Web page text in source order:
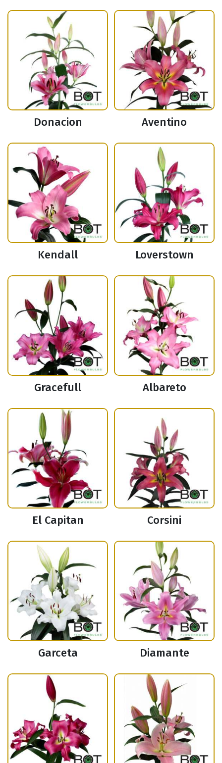
Donacion Aventino
Kendall Loverstown
Gracefull Albareto
El Capitan Corsini
Garceta Diamante